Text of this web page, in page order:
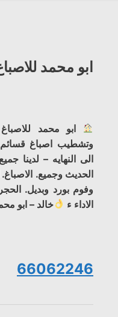
ابو محمد
ابو محمد
وتشطيب اصباغ قسائم
الى النهايه – لدينا
الحديث وجميع.
وفوم بورد وبديل.
الاداء ء
خالد – ابو
66062246